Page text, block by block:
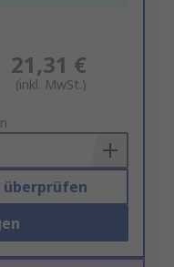
21,31 €
(inkl. MwSt.)